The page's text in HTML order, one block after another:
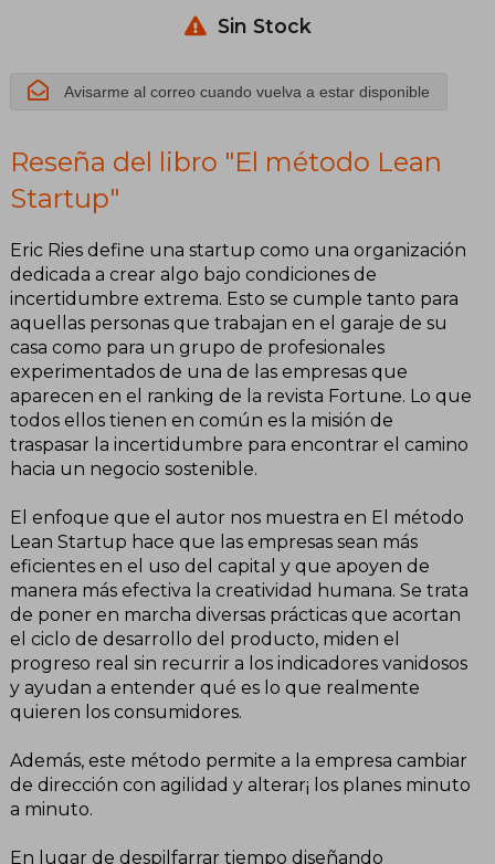
Sin Stock
Avisarme al correo cuando vuelva a estar disponible
Reseña del libro "El método Lean
Startup"
Eric Ries define una startup como una organización
dedicada a crear algo bajo condiciones de
incertidumbre extrema. Esto se cumple tanto para
aquellas personas que trabajan en el garaje de su
casa como para un grupo de profesionales
experimentados de una de las empresas que
aparecen en el ranking de la revista Fortune. Lo que
todos ellos tienen en común es la misión de
traspasar la incertidumbre para encontrar el camino
hacia un negocio sostenible.
El enfoque que el autor nos muestra en El método
Lean Startup hace que las empresas sean más
eficientes en el uso del capital y que apoyen de
manera más efectiva la creatividad humana. Se trata
de poner en marcha diversas prácticas que acortan
el ciclo de desarrollo del producto, miden el
progreso real sin recurrir a los indicadores vanidosos
y ayudan a entender qué es lo que realmente
quieren los consumidores.
Además, este método permite a la empresa cambiar
de dirección con agilidad y alterar¡ los planes minuto
a minuto.
En lugar de despilfarrar tiempo diseñando